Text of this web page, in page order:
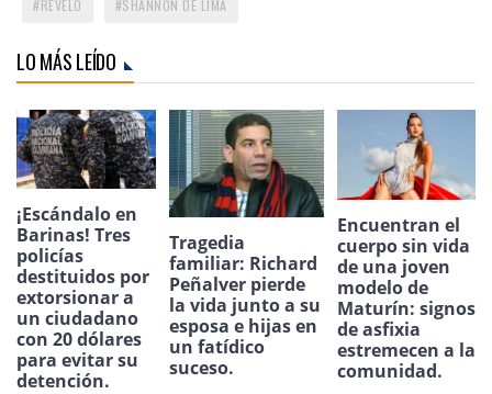
REVELÓ SHANNON DE LIMA
LO MÁS LEÍDO
¡Escándalo en
Barinas! Tres
policías
destituidos por
extorsionar a
un ciudadano
con 20 dólares
para evitar su
detención.
Tragedia
familiar: Richard
Peñalver pierde
la vida junto a su
esposa e hijas en
un fatídico
suceso.
Encuentran el
cuerpo sin vida
de una joven
modelo de
Maturín: signos
de asfixia
estremecen a la
comunidad.